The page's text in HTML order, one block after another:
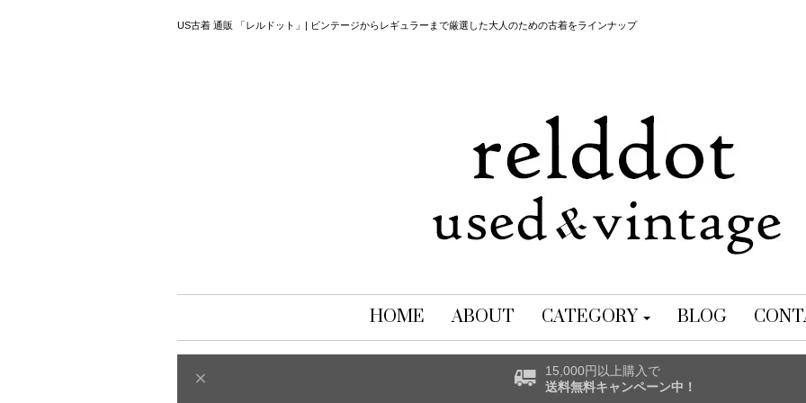
US古着 通販 「レルドット」| ビンテージからレギュラーまで厳選した大人のための古着をラインナップ
HOME ABOUT CATEGORY BLOG
15,000円以上購入で
送料無料キャンペーン中！